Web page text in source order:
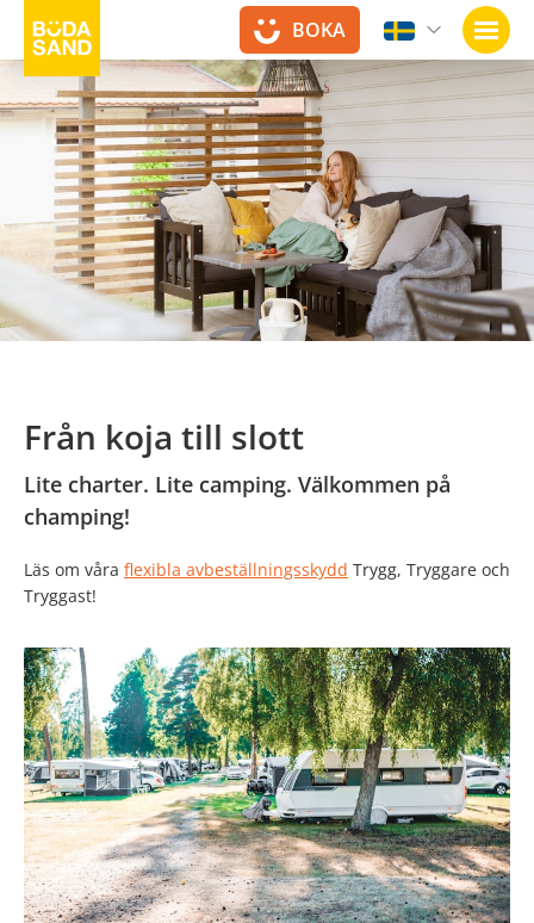
BOKA
Från koja till slott
Lite charter. Lite camping. Välkommen på
champing!
Läs om våra flexibla avbeställningsskydd Trygg, Tryggare och
Tryggast!